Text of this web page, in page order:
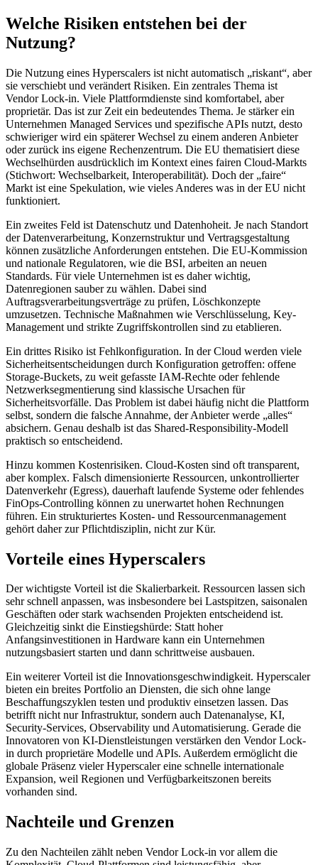
Welche Risiken entstehen bei der
Nutzung?
Die Nutzung eines Hyperscalers ist nicht automatisch „riskant“, aber
sie verschiebt und verändert Risiken. Ein zentrales Thema ist
Vendor Lock-in. Viele Plattformdienste sind komfortabel, aber
proprietär. Das ist zur Zeit ein bedeutendes Thema. Je stärker ein
Unternehmen Managed Services und spezifische APIs nutzt, desto
schwieriger wird ein späterer Wechsel zu einem anderen Anbieter
oder zurück ins eigene Rechenzentrum. Die EU thematisiert diese
Wechselhürden ausdrücklich im Kontext eines fairen Cloud-Markts
(Stichwort: Wechselbarkeit, Interoperabilität). Doch der „faire“
Markt ist eine Spekulation, wie vieles Anderes was in der EU nicht
funktioniert.
Ein zweites Feld ist Datenschutz und Datenhoheit. Je nach Standort
der Datenverarbeitung, Konzernstruktur und Vertragsgestaltung
können zusätzliche Anforderungen entstehen. Die EU-Kommission
und nationale Regulatoren, wie die BSI, arbeiten an neuen
Standards. Für viele Unternehmen ist es daher wichtig,
Datenregionen sauber zu wählen. Dabei sind
Auftragsverarbeitungsverträge zu prüfen, Löschkonzepte
umzusetzen. Technische Maßnahmen wie Verschlüsselung, Key-
Management und strikte Zugriffskontrollen sind zu etablieren.
Ein drittes Risiko ist Fehlkonfiguration. In der Cloud werden viele
Sicherheitsentscheidungen durch Konfiguration getroffen: offene
Storage-Buckets, zu weit gefasste IAM-Rechte oder fehlende
Netzwerksegmentierung sind klassische Ursachen für
Sicherheitsvorfälle. Das Problem ist dabei häufig nicht die Plattform
selbst, sondern die falsche Annahme, der Anbieter werde „alles“
absichern. Genau deshalb ist das Shared-Responsibility-Modell
praktisch so entscheidend.
Hinzu kommen Kostenrisiken. Cloud-Kosten sind oft transparent,
aber komplex. Falsch dimensionierte Ressourcen, unkontrollierter
Datenverkehr (Egress), dauerhaft laufende Systeme oder fehlendes
FinOps-Controlling können zu unerwartet hohen Rechnungen
führen. Ein strukturiertes Kosten- und Ressourcenmanagement
gehört daher zur Pflichtdisziplin, nicht zur Kür.
Vorteile eines Hyperscalers
Der wichtigste Vorteil ist die Skalierbarkeit. Ressourcen lassen sich
sehr schnell anpassen, was insbesondere bei Lastspitzen, saisonalen
Geschäften oder stark wachsenden Projekten entscheidend ist.
Gleichzeitig sinkt die Einstiegshürde: Statt hoher
Anfangsinvestitionen in Hardware kann ein Unternehmen
nutzungsbasiert starten und dann schrittweise ausbauen.
Ein weiterer Vorteil ist die Innovationsgeschwindigkeit. Hyperscaler
bieten ein breites Portfolio an Diensten, die sich ohne lange
Beschaffungszyklen testen und produktiv einsetzen lassen. Das
betrifft nicht nur Infrastruktur, sondern auch Datenanalyse, KI,
Security-Services, Observability und Automatisierung. Gerade die
Innovatoren von KI-Dienstleistungen verstärken den Vendor Lock-
in durch proprietäre Modelle und APIs. Außerdem ermöglicht die
globale Präsenz vieler Hyperscaler eine schnelle internationale
Expansion, weil Regionen und Verfügbarkeitszonen bereits
vorhanden sind.
Nachteile und Grenzen
Zu den Nachteilen zählt neben Vendor Lock-in vor allem die